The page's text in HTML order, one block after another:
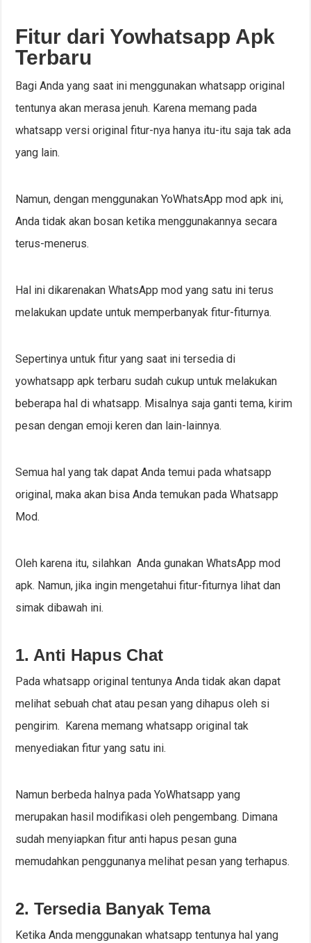
Fitur dari Yowhatsapp Apk
Terbaru
Bagi Anda yang saat ini menggunakan whatsapp original
tentunya akan merasa jenuh. Karena memang pada
whatsapp versi original fitur-nya hanya itu-itu saja tak ada
yang lain.
Namun, dengan menggunakan YoWhatsApp mod apk ini,
Anda tidak akan bosan ketika menggunakannya secara
terus-menerus.
Hal ini dikarenakan WhatsApp mod yang satu ini terus
melakukan update untuk memperbanyak fitur-fiturnya.
Sepertinya untuk fitur yang saat ini tersedia di
yowhatsapp apk terbaru sudah cukup untuk melakukan
beberapa hal di whatsapp. Misalnya saja ganti tema, kirim
pesan dengan emoji keren dan lain-lainnya.
Semua hal yang tak dapat Anda temui pada whatsapp
original, maka akan bisa Anda temukan pada Whatsapp
Mod.
Oleh karena itu, silahkan Anda gunakan WhatsApp mod
apk. Namun, jika ingin mengetahui fitur-fiturnya lihat dan
simak dibawah ini.
1. Anti Hapus Chat
Pada whatsapp original tentunya Anda tidak akan dapat
melihat sebuah chat atau pesan yang dihapus oleh si
pengirim. Karena memang whatsapp original tak
menyediakan fitur yang satu ini.
Namun berbeda halnya pada YoWhatsapp yang
merupakan hasil modifikasi oleh pengembang. Dimana
sudah menyiapkan fitur anti hapus pesan guna
memudahkan penggunanya melihat pesan yang terhapus.
2. Tersedia Banyak Tema
Ketika Anda menggunakan whatsapp tentunya hal yang